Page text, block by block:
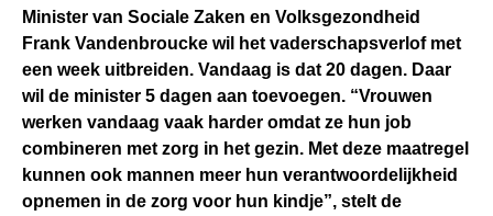
Minister van Sociale Zaken en Volksgezondheid
Frank Vandenbroucke wil het vaderschapsverlof met
een week uitbreiden. Vandaag is dat 20 dagen. Daar
wil de minister 5 dagen aan toevoegen. “Vrouwen
werken vandaag vaak harder omdat ze hun job
combineren met zorg in het gezin. Met deze maatregel
kunnen ook mannen meer hun verantwoordelijkheid
opnemen in de zorg voor hun kindje”, stelt de